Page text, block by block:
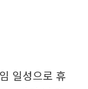
일성으로 휴